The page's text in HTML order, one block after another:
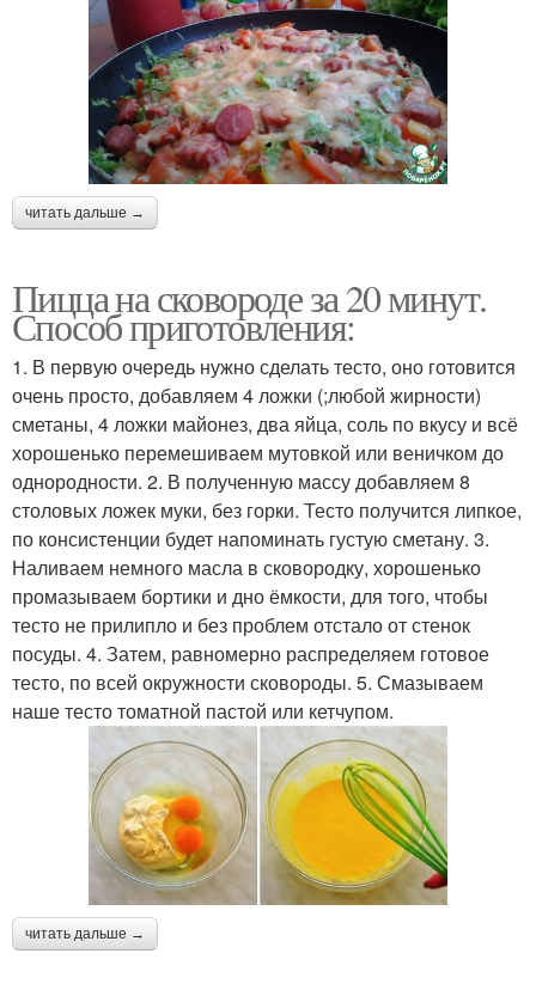
читать дальше →
Пицца на сковороде за 20 минут.
Способ приготовления:
1. В первую очередь нужно сделать тесто, оно готовится
очень просто, добавляем 4 ложки (;любой жирности)
сметаны, 4 ложки майонез, два яйца, соль по вкусу и всё
хорошенько перемешиваем мутовкой или веничком до
однородности. 2. В полученную массу добавляем 8
столовых ложек муки, без горки. Тесто получится липкое,
по консистенции будет напоминать густую сметану. 3.
Наливаем немного масла в сковородку, хорошенько
промазываем бортики и дно ёмкости, для того, чтобы
тесто не прилипло и без проблем отстало от стенок
посуды. 4. Затем, равномерно распределяем готовое
тесто, по всей окружности сковороды. 5. Смазываем
наше тесто томатной пастой или кетчупом.
читать дальше →